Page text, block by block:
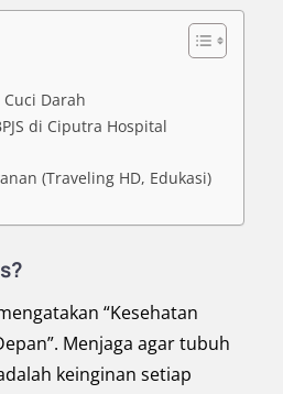
Darah
di Ciputra Hospital
(Traveling HD, Edukasi)
“Kesehatan
Menjaga agar tubuh
keinginan setiap